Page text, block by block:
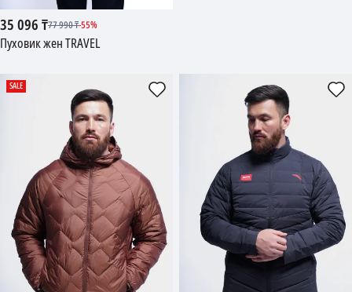
35 096₸77 990₸-55%
Пуховик жен TRAVEL
SALE